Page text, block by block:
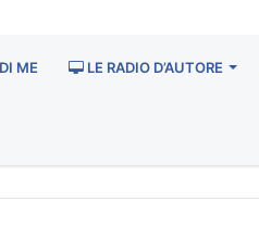
ME LE RADIO D’AUTORE